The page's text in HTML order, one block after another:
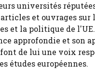
universités
et ouvrages
et la politique de
approfondie et son
de lui une voix
études européennes.